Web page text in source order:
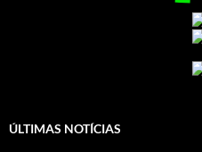
ÚLTIMAS NOTÍCIAS